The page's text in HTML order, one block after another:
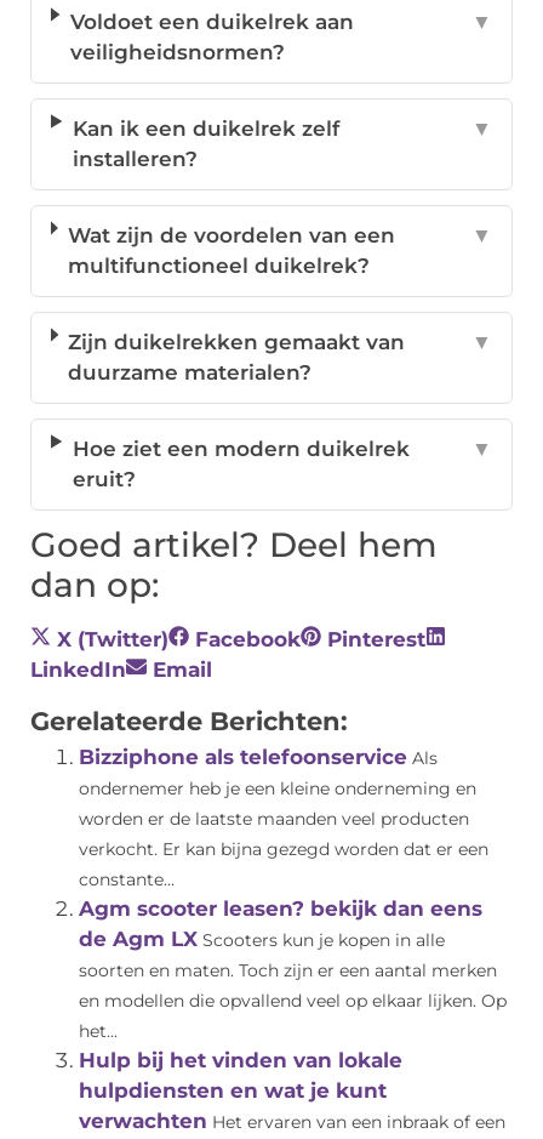
Voldoet een duikelrek aan
veiligheidsnormen?
▼
Kan ik een duikelrek zelf
installeren?
▼
Wat zijn de voordelen van een
multifunctioneel duikelrek?
▼
Zijn duikelrekken gemaakt van
duurzame materialen?
▼
Hoe ziet een modern duikelrek
eruit?
▼
Goed artikel? Deel hem
dan op:
X (Twitter) Facebook
Pinterest
LinkedIn
Email
Gerelateerde Berichten:
Bizziphone als telefoonservice Als
ondernemer heb je een kleine onderneming en
worden er de laatste maanden veel producten
verkocht. Er kan bijna gezegd worden dat er een
constante...
Agm scooter leasen? bekijk dan eens
de Agm LX Scooters kun je kopen in alle
soorten en maten. Toch zijn er een aantal merken
en modellen die opvallend veel op elkaar lijken. Op
het...
Hulp bij het vinden van lokale
hulpdiensten en wat je kunt
verwachten Het ervaren van een inbraak of een